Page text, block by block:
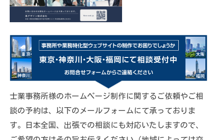
士業事務所様のホームページ制作に関するご依頼やご相
談の予約は、以下のメールフォームにて承っておりま
す。日本全国、出張での相談にも対応いたしますので、